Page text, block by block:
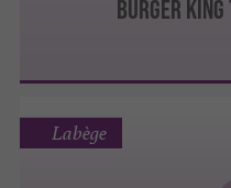
BURGER
Labège